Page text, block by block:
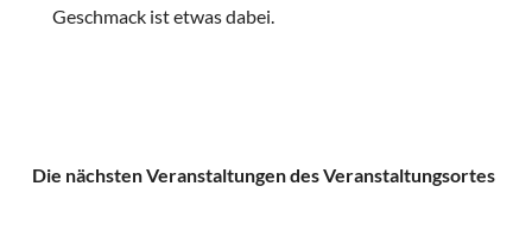
Geschmack ist etwas dabei.
Die nächsten Veranstaltungen des Veranstaltungsortes